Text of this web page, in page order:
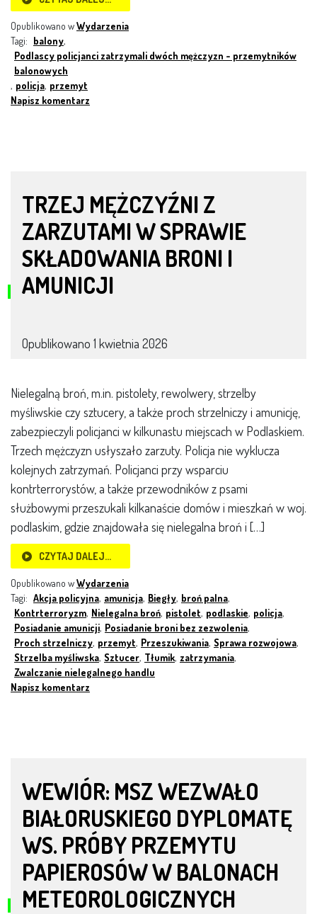
Opublikowano wWydarzenia
Tagi: balony,
Podlascy policjanci zatrzymali dwóch mężczyzn - przemytników
balonowych
, policja, przemyt
Napisz komentarz
TRZEJ MĘŻCZYŹNI Z
ZARZUTAMI W SPRAWIE
SKŁADOWANIA BRONI I
AMUNICJI
Opublikowano 1 kwietnia 2026
Nielegalną broń, m.in. pistolety, rewolwery, strzelby
myśliwskie czy sztucery, a także proch strzelniczy i amunicję,
zabezpieczyli policjanci w kilkunastu miejscach w Podlaskiem.
Trzech mężczyzn usłyszało zarzuty. Policja nie wyklucza
kolejnych zatrzymań. Policjanci przy wsparciu
kontrterrorystów, a także przewodników z psami
służbowymi przeszukali kilkanaście domów i mieszkań w woj.
podlaskim, gdzie znajdowała się nielegalna broń i […]
CZYTAJ DALEJ…
Opublikowano wWydarzenia
Tagi: Akcja policyjna, amunicja, Biegły, broń palna,
Kontrterroryzm, Nielegalna broń, pistolet, podlaskie, policja,
Posiadanie amunicji, Posiadanie broni bez zezwolenia,
Proch strzelniczy, przemyt, Przeszukiwania, Sprawa rozwojowa,
Strzelba myśliwska, Sztucer, Tłumik, zatrzymania,
Zwalczanie nielegalnego handlu
Napisz komentarz
WEWIÓR: MSZ WEZWAŁO
BIAŁORUSKIEGO DYPLOMATĘ
WS. PRÓBY PRZEMYTU
PAPIEROSÓW W BALONACH
METEOROLOGICZNYCH